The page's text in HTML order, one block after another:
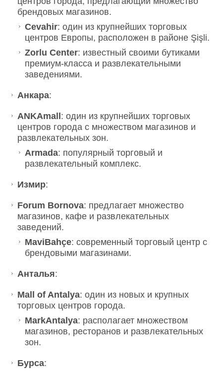
брендовых магазинов.
Cevahir: один из крупнейших торговых
центров Европы, расположен в районе Şişli.
Zorlu Center: известный своими бутиками
премиум-класса и развлекательными
заведениями.
Анкара:
ANKAmall: один из крупнейших торговых
центров города с множеством магазинов и
развлекательных зон.
Armada: популярный торговый и
развлекательный комплекс.
Измир:
Forum Bornova: предлагает множество
магазинов, кафе и развлекательных
заведений.
MaviBahçe: современный торговый центр с
брендовыми магазинами.
Анталья:
Mall of Antalya: один из новых и крупных
торговых центров города.
MarkAntalya: располагает множеством
магазинов, ресторанов и развлекательных
зон.
Бурса: